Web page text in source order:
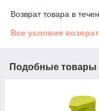
Возврат товара в
Все условия
Подобные товары